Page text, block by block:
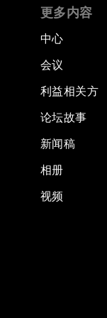
更多内容
中心
会议
利益相关方
论坛故事
新闻稿
相册
视频